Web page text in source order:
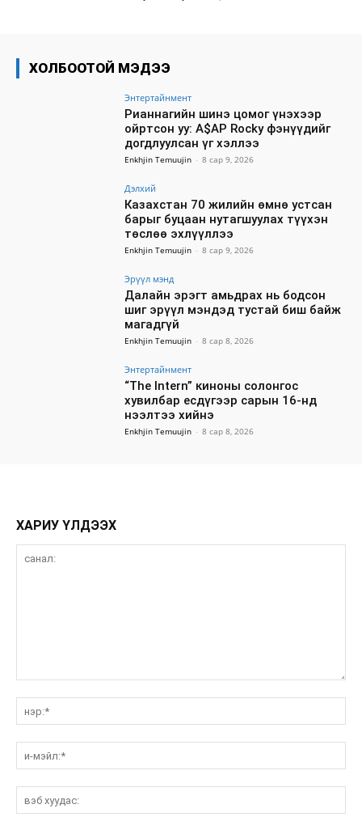
ХОЛБООТОЙ МЭДЭЭ
Энтертайнмент
Рианнагийн шинэ цомог үнэхээр
ойртсон уу: A$AP Rocky фэнүүдийг
догдлуулсан үг хэллээ
Enkhjin Temuujin - 8 сар 9, 2026
Дэлхий
Казахстан 70 жилийн өмнө устсан
барыг буцаан нутагшуулах түүхэн
төслөө эхлүүллээ
Enkhjin Temuujin - 8 сар 9, 2026
Эрүүл мэнд
Далайн эрэгт амьдрах нь бодсон
шиг эрүүл мэндэд тустай биш байж
магадгүй
Enkhjin Temuujin - 8 сар 8, 2026
Энтертайнмент
“The Intern” киноны солонгос
хувилбар есдүгээр сарын 16-нд
нээлтээ хийнэ
Enkhjin Temuujin - 8 сар 8, 2026
ХАРИУ ҮЛДЭЭХ